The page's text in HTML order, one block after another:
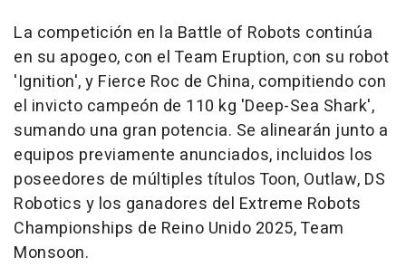
La competición en la Battle of Robots continúa
en su apogeo, con el Team Eruption, con su robot
'Ignition', y Fierce Roc de China, compitiendo con
el invicto campeón de 110 kg 'Deep-Sea Shark',
sumando una gran potencia. Se alinearán junto a
equipos previamente anunciados, incluidos los
poseedores de múltiples títulos Toon, Outlaw, DS
Robotics y los ganadores del Extreme Robots
Championships de Reino Unido 2025, Team
Monsoon.